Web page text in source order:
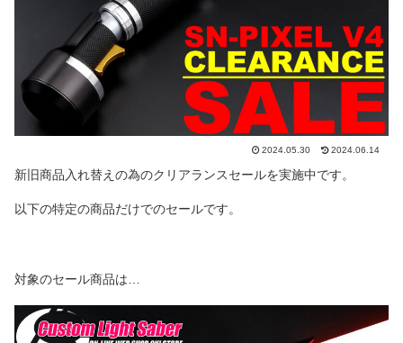
2024.05.30 2024.06.14
新旧商品入れ替えの為のクリアランスセールを実施中です。
以下の特定の商品だけでのセールです。
対象のセール商品は…